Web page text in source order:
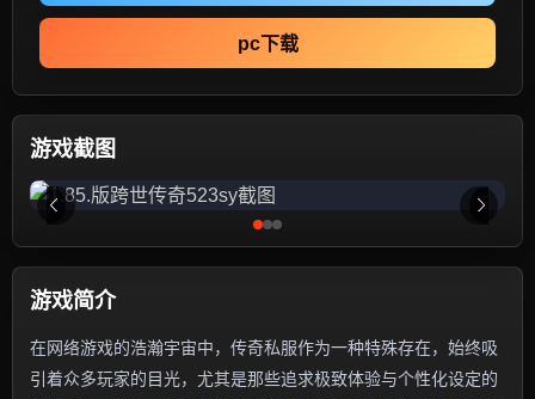
pc下载
游戏截图
游戏简介
在网络游戏的浩瀚宇宙中，传奇私服作为一种特殊存在，始终吸
引着众多玩家的目光，尤其是那些追求极致体验与个性化设定的